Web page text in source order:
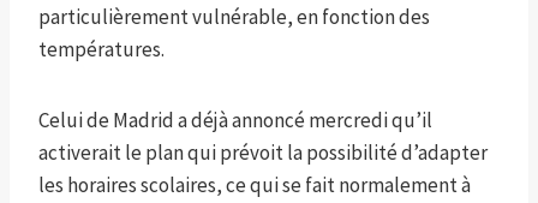
particulièrement vulnérable, en fonction des
températures.
Celui de Madrid a déjà annoncé mercredi qu’il
activerait le plan qui prévoit la possibilité d’adapter
les horaires scolaires, ce qui se fait normalement à